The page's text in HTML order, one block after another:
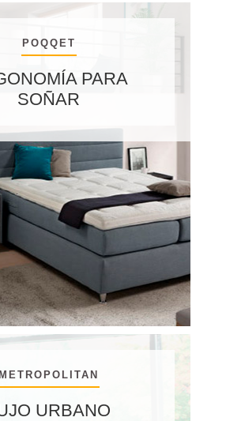
POQQET
PARA
SOÑAR
METROPOLITAN
URBANO